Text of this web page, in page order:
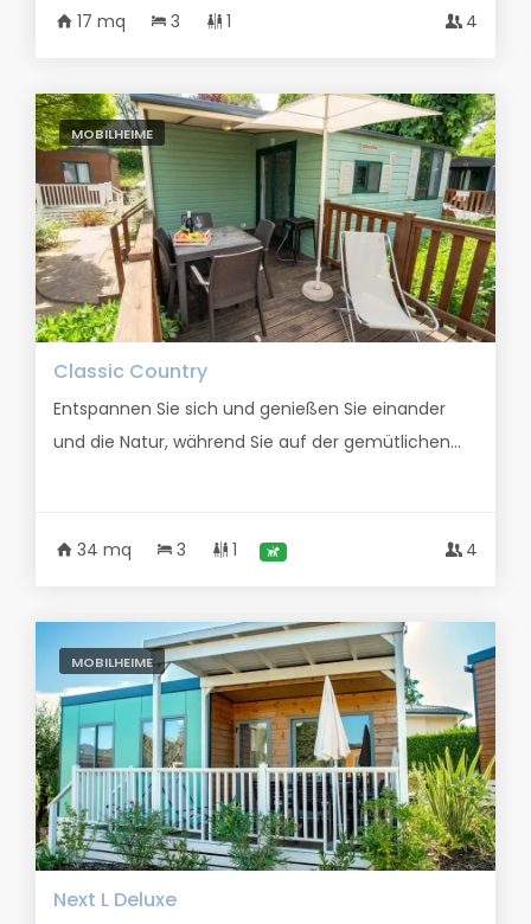
17 mq 3 1 4
MOBILHEIME
Classic Country
Entspannen Sie sich und genießen Sie einander
und die Natur, während Sie auf der gemütlichen...
34 mq 3 1 4
MOBILHEIME
Next L Deluxe